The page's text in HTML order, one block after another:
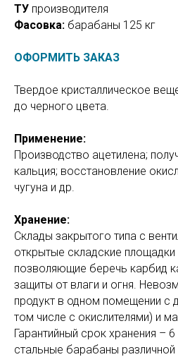
ТУ производителя
Фасовка: барабаны 125 кг
ОФОРМИТЬ ЗАКАЗ
Твердое кристаллическое
до черного цвета.
Применение:
Производство ацетилена;
кальция; восстановление
чугуна и др.
Хранение:
Склады закрытого типа с
открытые складские
позволяющие беречь карбид
защиты от влаги и огня.
продукт в одном помещении с
том числе с окислителями) и
Гарантийный срок хранения –
стальные барабаны